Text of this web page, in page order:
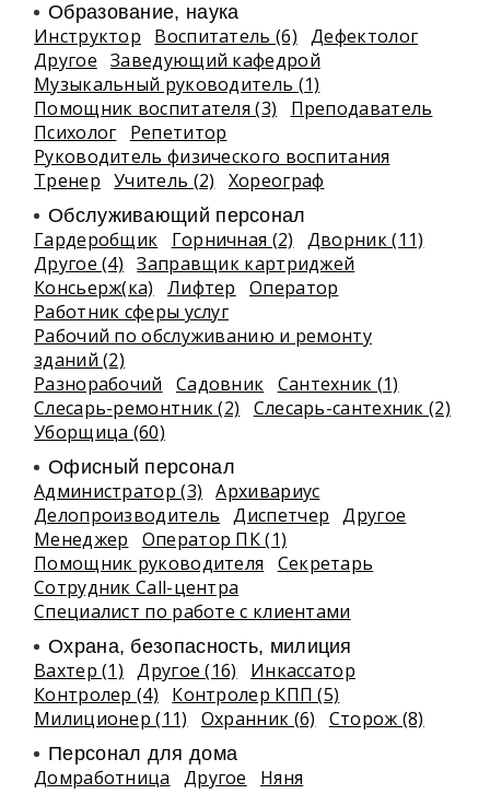
Образование, наука
Инструктор Воспитатель (6) Дефектолог
Другое Заведующий кафедрой
Музыкальный руководитель (1)
Помощник воспитателя (3)
Преподаватель
Психолог
Репетитор
Руководитель физического воспитания
Тренер Учитель (2) Хореограф
Обслуживающий персонал
Гардеробщик Горничная (2)
Дворник (11)
Другое (4)
Заправщик картриджей
Консьерж(ка)
Лифтер
Оператор
Работник сферы услуг
Рабочий по обслуживанию и ремонту
зданий (2)
Разнорабочий
Садовник Сантехник (1)
Слесарь-ремонтник (2)
Слесарь-сантехник (2)
Уборщица (60)
Офисный персонал
Администратор (3)
Архивариус
Делопроизводитель
Диспетчер
Другое
Менеджер
Оператор ПК (1)
Помощник руководителя
Секретарь
Сотрудник Call-центра
Специалист по работе с клиентами
Охрана, безопасность, милиция
Вахтер (1) Другое (16)
Инкассатор
Контролер (4)
Контролер КПП (5)
Милиционер (11)
Охранник (6) Сторож (8)
Персонал для дома
Домработница Другое
Няня